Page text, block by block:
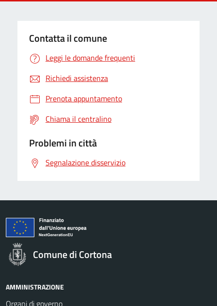
Contatta il comune
Leggi le domande frequenti
Richiedi assistenza
Prenota appuntamento
Chiama il centralino
Problemi in città
Segnalazione disservizio
Comune di Cortona
AMMINISTRAZIONE
Organi di governo